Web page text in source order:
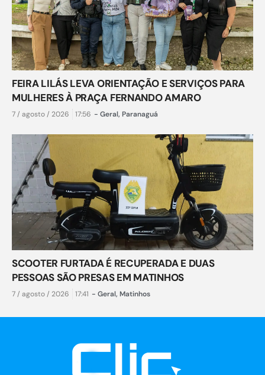
FEIRA LILÁS LEVA ORIENTAÇÃO E SERVIÇOS PARA
MULHERES À PRAÇA FERNANDO AMARO
7 / agosto / 2026 17:56 - Geral, Paranaguá
SCOOTER FURTADA É RECUPERADA E DUAS
PESSOAS SÃO PRESAS EM MATINHOS
7 / agosto / 2026 17:41 - Geral, Matinhos